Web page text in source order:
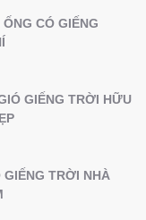
CÓ GIẾNG
GIẾNG TRỜI HỮU
GIẾNG TRỜI NHÀ